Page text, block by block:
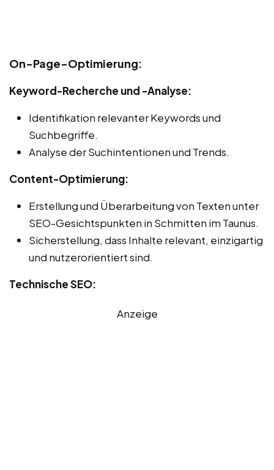
On-Page-Optimierung:
Keyword-Recherche und -Analyse:
Identifikation relevanter Keywords und
Suchbegriffe.
Analyse der Suchintentionen und Trends.
Content-Optimierung:
Erstellung und Überarbeitung von Texten unter
SEO-Gesichtspunkten in Schmitten im Taunus.
Sicherstellung, dass Inhalte relevant, einzigartig
und nutzerorientiert sind.
Technische SEO:
Anzeige